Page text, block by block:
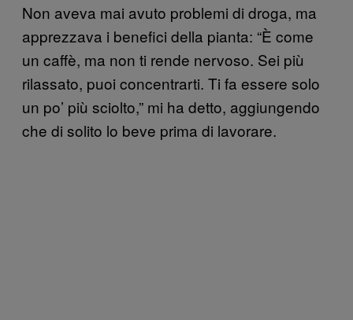
Non aveva mai avuto problemi di droga, ma
apprezzava i benefici della pianta: “È come
un caffè, ma non ti rende nervoso. Sei più
rilassato, puoi concentrarti. Ti fa essere solo
un po’ più sciolto,” mi ha detto, aggiungendo
che di solito lo beve prima di lavorare.